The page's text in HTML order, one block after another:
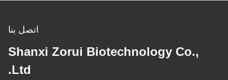
اتصل بنا
Shanxi Zorui Biotechnology Co.,
Ltd.